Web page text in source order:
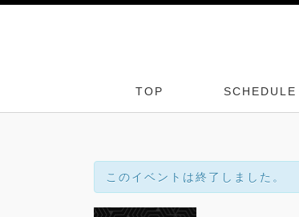
TOP SCHEDULE
このイベントは終了しました。